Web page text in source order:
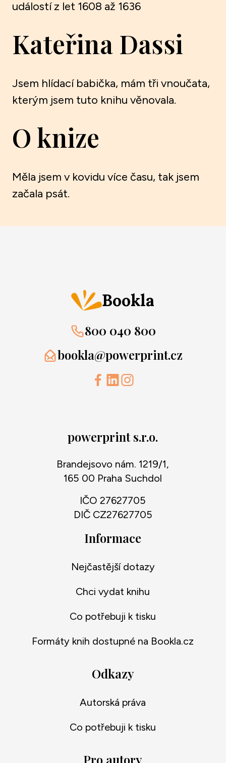
událostí z let 1608 až 1636
Kateřina Dassi
Jsem hlídací babička, mám tři vnoučata,
kterým jsem tuto knihu věnovala.
O knize
Měla jsem v kovidu více času, tak jsem
začala psát.
Bookla
800 040 800
bookla@powerprint.cz
powerprint s.r.o.
Brandejsovo nám. 1219/1,
165 00 Praha Suchdol
IČO 27627705
DIČ CZ27627705
Informace
Nejčastější dotazy
Chci vydat knihu
Co potřebuji k tisku
Formáty knih dostupné na Bookla.cz
Odkazy
Autorská práva
Co potřebuji k tisku
Pro autory